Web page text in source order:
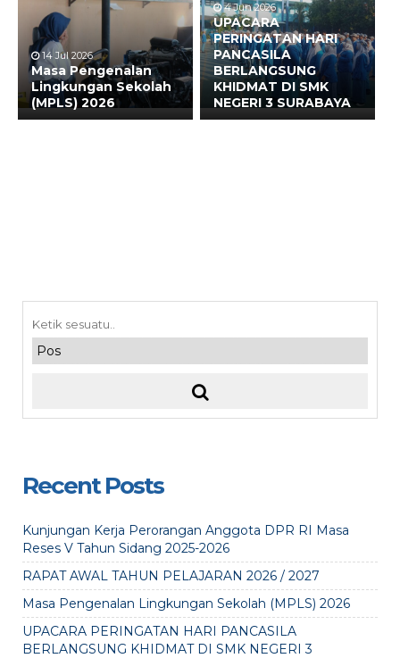
14 Jul 2026
Masa Pengenalan
Lingkungan Sekolah
(MPLS) 2026
4 Jun 2026
UPACARA
PERINGATAN HARI
PANCASILA
BERLANGSUNG
KHIDMAT DI SMK
NEGERI 3 SURABAYA
Recent Posts
Kunjungan Kerja Perorangan Anggota DPR RI Masa
Reses V Tahun Sidang 2025-2026
RAPAT AWAL TAHUN PELAJARAN 2026 / 2027
Masa Pengenalan Lingkungan Sekolah (MPLS) 2026
UPACARA PERINGATAN HARI PANCASILA
BERLANGSUNG KHIDMAT DI SMK NEGERI 3